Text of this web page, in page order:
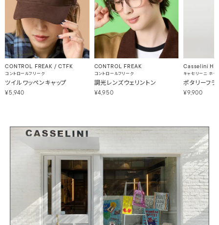
CONTROL FREAK / CTFK
コントロールフリーク
ツイルワッペンキャップ
¥5,940
CONTROL FREAK
コントロールフリーク
調光レンズウェリントン
¥4,950
Casselini
キャセリーニ ホー
ポタリーフ
¥9,900